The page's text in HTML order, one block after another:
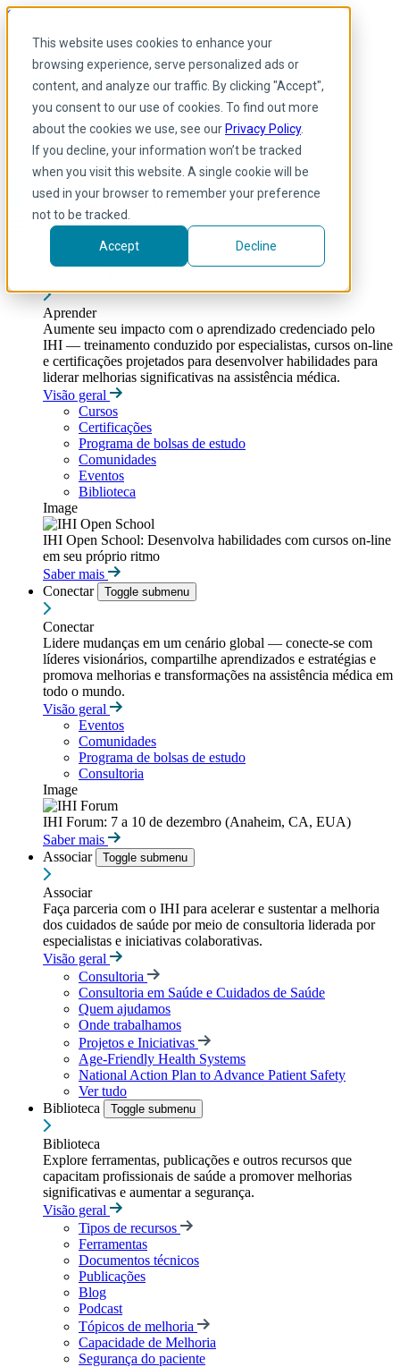
This website uses cookies to enhance your
browsing experience, serve personalized ads or
content, and analyze our traffic. By clicking "Accept",
you consent to our use of cookies. To find out more
about the cookies we use, see our Privacy Policy.
If you decline, your information won’t be tracked
when you visit this website. A single cookie will be
used in your browser to remember your preference
not to be tracked.
Accept Decline
Skip to main content
Portuguese
Arabic
Inglês
Francês
Portuguese
Spanish
Aprender
Aumente seu impacto com o aprendizado credenciado pelo
IHI — treinamento conduzido por especialistas, cursos on-line
e certificações projetados para desenvolver habilidades para
liderar melhorias significativas na assistência médica.
Visão geral
Cursos
Certificações
Programa de bolsas de estudo
Comunidades
Eventos
Biblioteca
Image
IHI Open School: Desenvolva habilidades com cursos on-line
em seu próprio ritmo
Saber mais
Conectar
Toggle submenu
Conectar
Lidere mudanças em um cenário global — conecte-se com
líderes visionários, compartilhe aprendizados e estratégias e
promova melhorias e transformações na assistência médica em
todo o mundo.
Visão geral
Eventos
Comunidades
Programa de bolsas de estudo
Consultoria
Image
IHI Forum: 7 a 10 de dezembro (Anaheim, CA, EUA)
Saber mais
Associar
Toggle submenu
Associar
Faça parceria com o IHI para acelerar e sustentar a melhoria
dos cuidados de saúde por meio de consultoria liderada por
especialistas e iniciativas colaborativas.
Visão geral
Consultoria
Consultoria em Saúde e Cuidados de Saúde
Quem ajudamos
Onde trabalhamos
Projetos e Iniciativas
Age-Friendly Health Systems
National Action Plan to Advance Patient Safety
Ver tudo
Biblioteca
Toggle submenu
Biblioteca
Explore ferramentas, publicações e outros recursos que
capacitam profissionais de saúde a promover melhorias
significativas e aumentar a segurança.
Visão geral
Tipos de recursos
Ferramentas
Documentos técnicos
Publicações
Blog
Podcast
Tópicos de melhoria
Capacidade de Melhoria
Segurança do paciente